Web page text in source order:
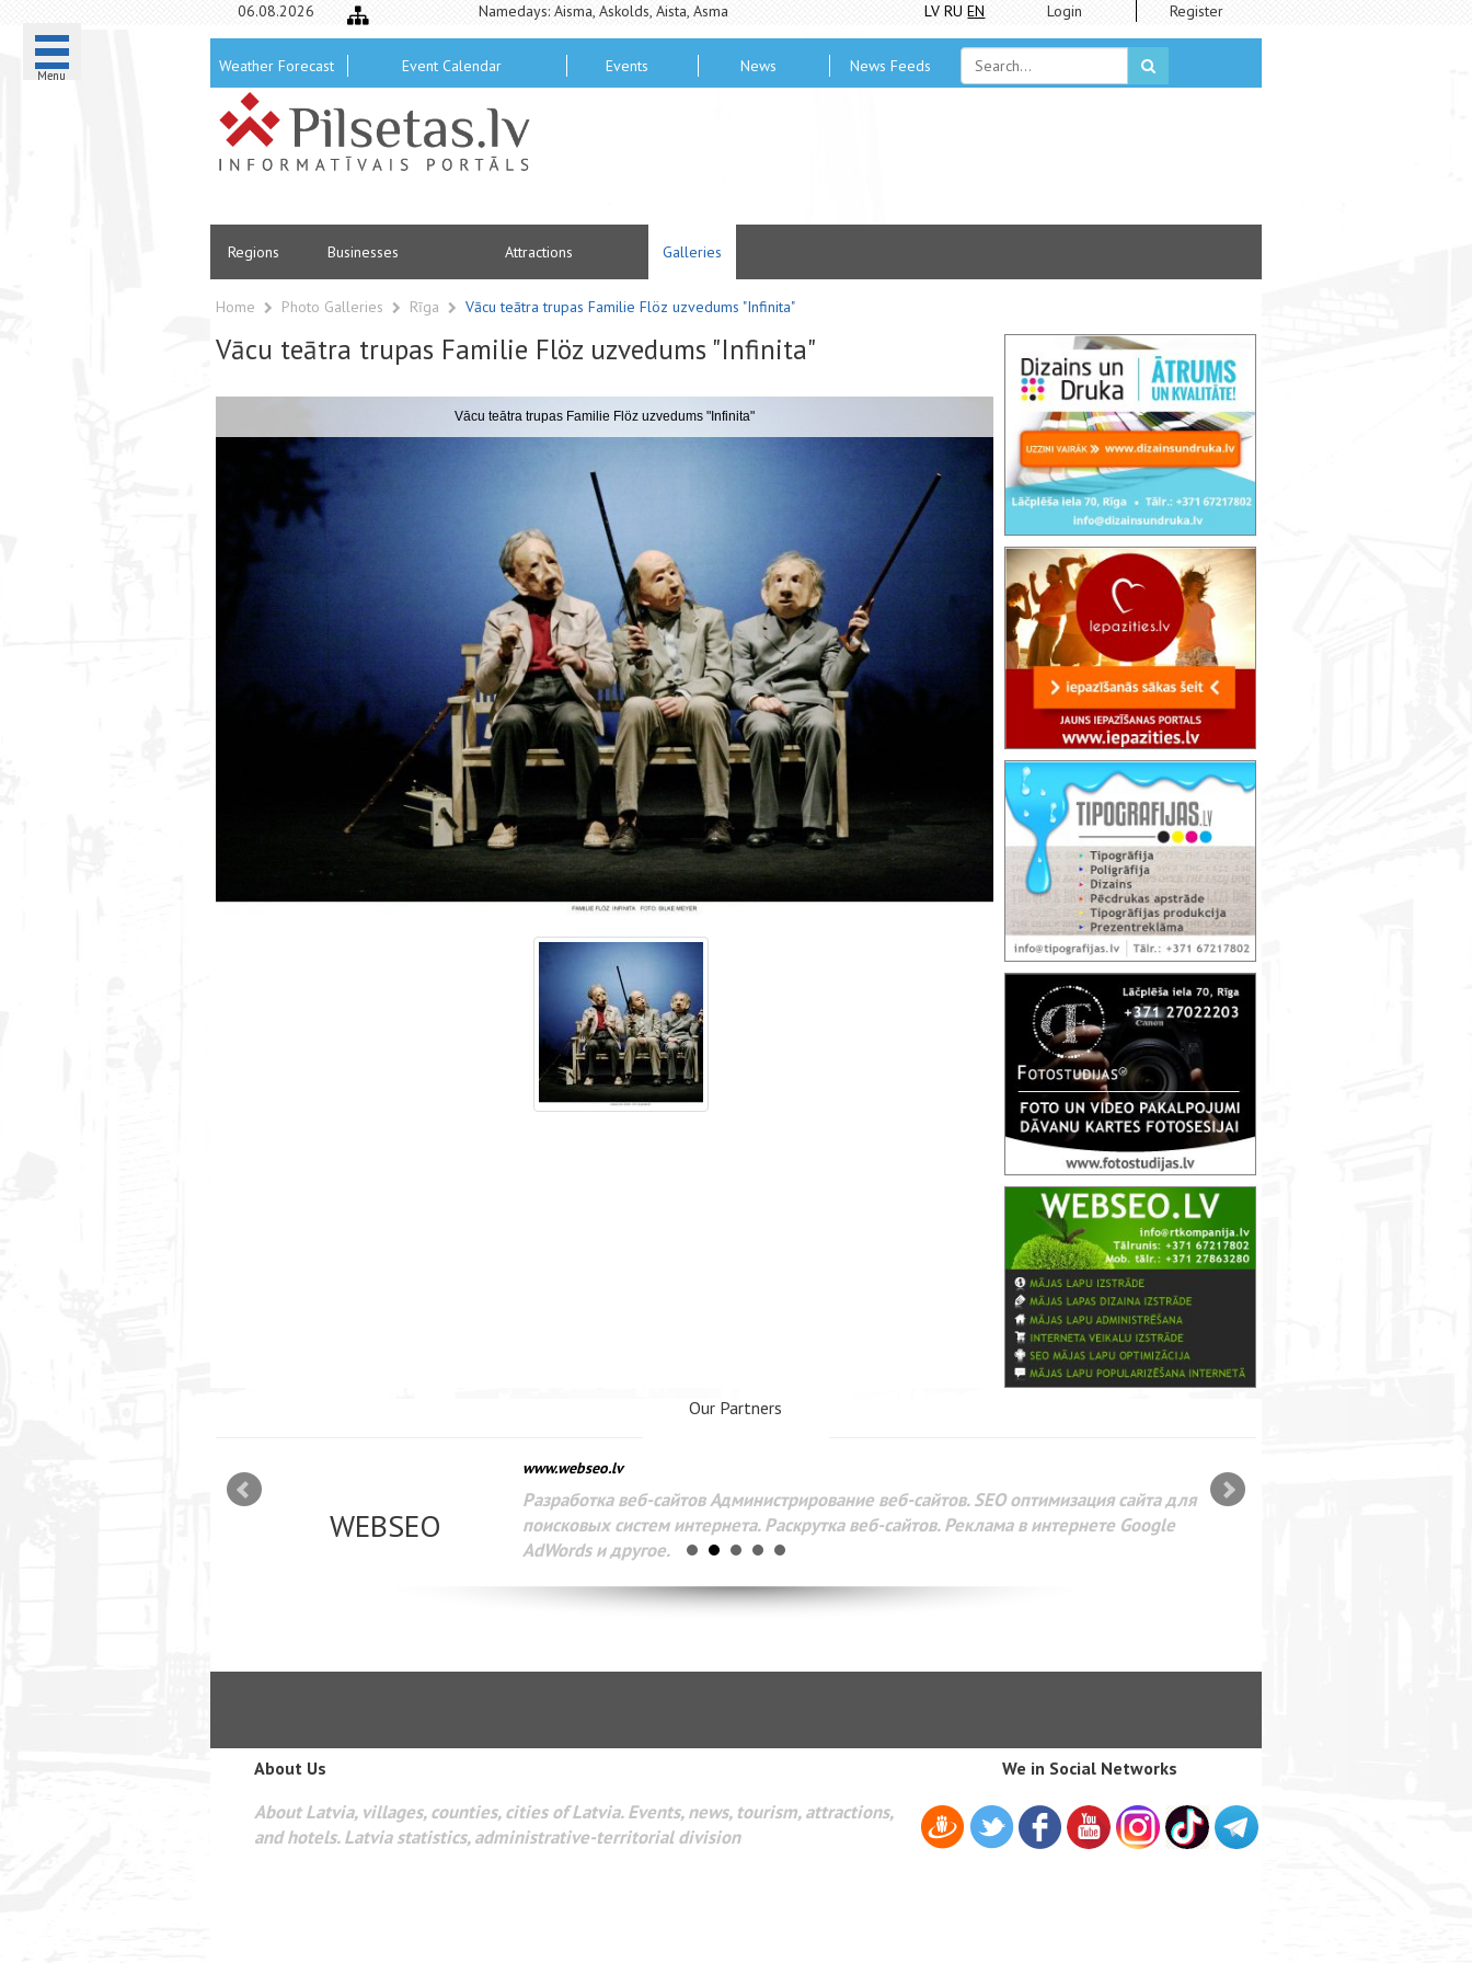
Menu
06.08.2026 Namedays: Aisma, Askolds, Aista, Asma LV RU EN Login Register
Weather Forecast Event Calendar Events News News Feeds
Regions Businesses Attractions Galleries
Home Photo Galleries Rīga Vācu teātra trupas Familie Flöz uzvedums "Infinita"
Vācu teātra trupas Familie Flöz uzvedums "Infinita"
Vācu teātra trupas Familie Flöz uzvedums "Infinita" Vācu teātra trupas Familie Flöz
Our Partners
WEBSEO
www.webseo.lv
Разработка веб-сайтов Администрирование веб-сайтов. SEO оптимизация сайта для
поисковых систем интернета. Раскрутка веб-сайтов. Реклама в интернете Google
AdWords и другое.
About Us
About Latvia, villages, counties, cities of Latvia. Events, news, tourism, attractions,
and hotels. Latvia statistics, administrative-territorial division
We in Social Networks